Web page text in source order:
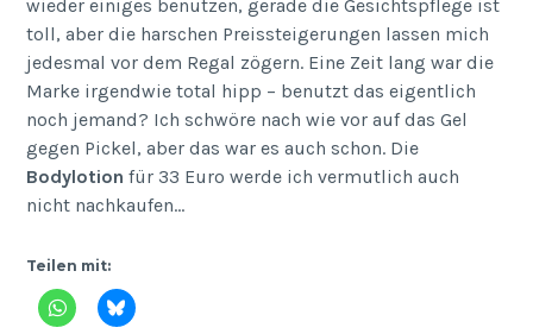
wieder einiges benutzen, gerade die Gesichtspflege ist
toll, aber die harschen Preissteigerungen lassen mich
jedesmal vor dem Regal zögern. Eine Zeit lang war die
Marke irgendwie total hipp – benutzt das eigentlich
noch jemand? Ich schwöre nach wie vor auf das Gel
gegen Pickel, aber das war es auch schon. Die
Bodylotion für 33 Euro werde ich vermutlich auch
nicht nachkaufen…
Teilen mit: